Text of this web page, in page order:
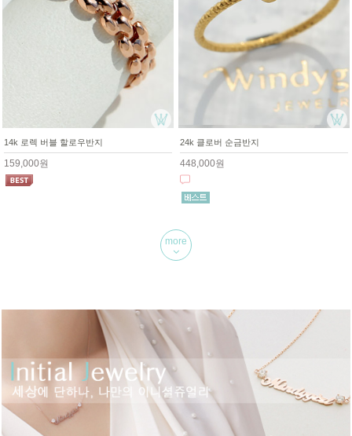
14k 로렉 버블 할로우반지
159,000원
24k 클로버 순금반지
448,000원
more